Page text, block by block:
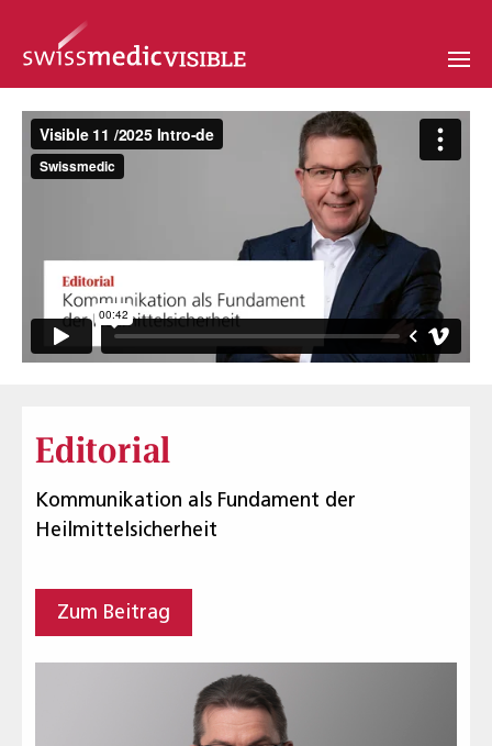
Editorial
Kommunikation als Fundament der
Heilmittelsicherheit
Zum Beitrag